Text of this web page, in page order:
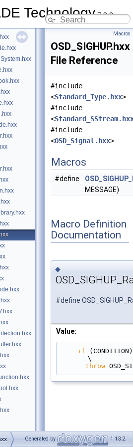
Technology7.9.0
Macros
OSD_SIGHUP.hxx
File Reference
#include
<Standard_Type.hxx>
#include
<
#include
<OSD_Signal.hxx>
Macros
#define
MESSAGE)
Macro Definition
Documentation
◆
#define
Value:
if (CONDITION)
\
throw
Generated by 1.13.2